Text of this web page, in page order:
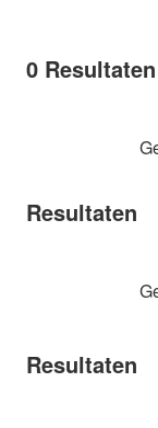
0 Resultaten
Resultaten
Resultaten